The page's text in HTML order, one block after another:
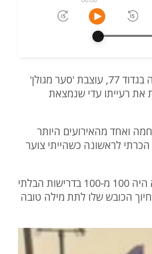
בבית העלמין במגדל העמק הובא למנוחות רס"ן שחר נתנאל בוזגלו, ממגדל העמק, מפקד פלוגה בגדוד 77, עוצבת 'סער מגולן'
אחריו הורים, אחיות את רעייתו עדי שנמצאת
ואחד מהאירועים היותר
לראשונה כשהייתי צוער
"אם אני צריך לתת תכונות שמייחדות את שחר גם בתור פקוד וגם בתור חבר זה שמצד אחד הוא היה 100 מ-100 בדרישות הבלתי
הכובש שלו לתת מילה טובה